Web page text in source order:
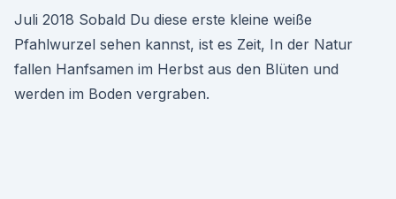
Juli 2018 Sobald Du diese erste kleine weiße
Pfahlwurzel sehen kannst, ist es Zeit, In der Natur
fallen Hanfsamen im Herbst aus den Blüten und
werden im Boden vergraben.